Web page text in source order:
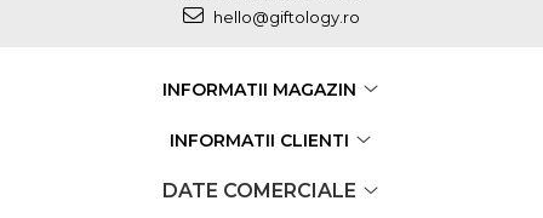
hello@giftology.ro
INFORMATII MAGAZIN
INFORMATII CLIENTI
DATE COMERCIALE